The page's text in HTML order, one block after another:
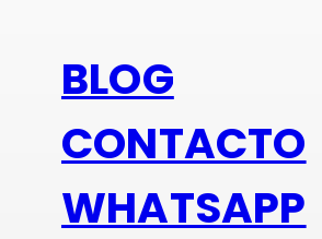
BLOG
CONTACTO
WHATSAPP